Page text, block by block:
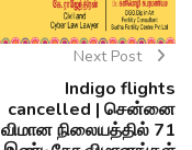
Next Post
Indigo flights
cancelled | சென்னை
விமான நிலையத்தில் 71